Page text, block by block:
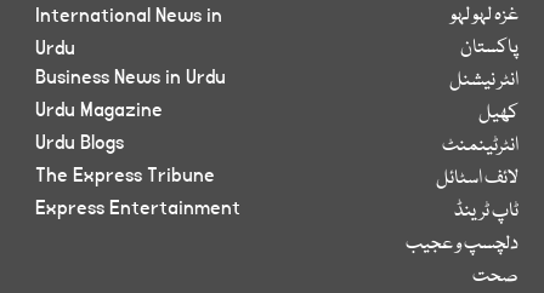
غزہ لہو لہو
پاکستان
انٹر نیشنل
کھیل
انٹرٹینمنٹ
لائف اسٹائل
ٹاپ ٹرینڈ
دلچسپ و عجیب
صحت
International News in
Urdu
Business News in Urdu
Urdu Magazine
Urdu Blogs
The Express Tribune
Express Entertainment